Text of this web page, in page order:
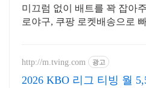
시적립 혜택
미끄럼 없이 배트를 꽉 잡아
로야구, 쿠팡 로켓배송으로
훈련에 집중하세요.
http://m.tving.com 광고
2026 KBO 리그 티빙 월